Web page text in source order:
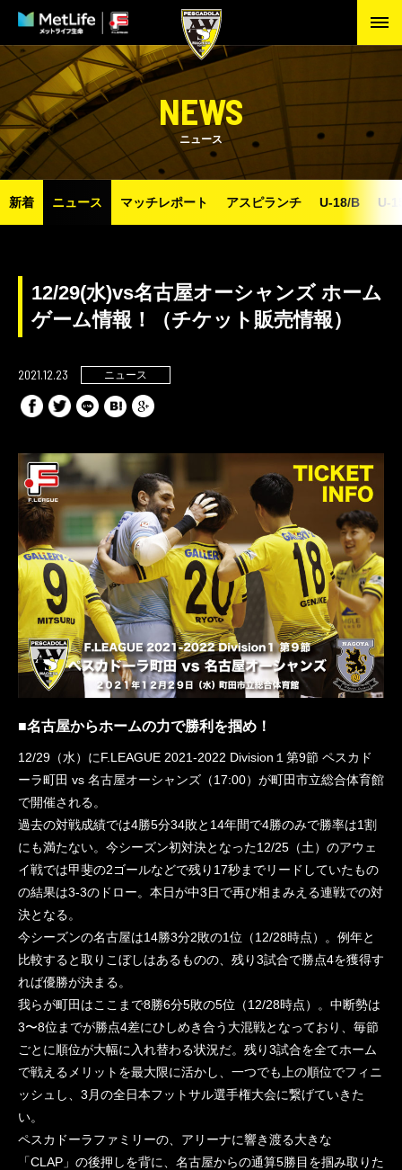
NEWS
ニュース
新着 ニュース マッチレポート アスピランチ U-18/B U-
12/29(水)vs名古屋オーシャンズ ホーム
ゲーム情報！（チケット販売情報）
2021.12.23 ニュース
■名古屋からホームの力で勝利を掴め！
12/29（水）にF.LEAGUE 2021-2022 Division１第9節 ペスカド
ーラ町田 vs 名古屋オーシャンズ（17:00）が町田市立総合体育館
で開催される。
過去の対戦成績では4勝5分34敗と14年間で4勝のみで勝率は1割
にも満たない。今シーズン初対決となった12/25（土）のアウェ
イ戦では甲斐の2ゴールなどで残り17秒までリードしていたもの
の結果は3-3のドロー。本日が中3日で再び相まみえる連戦での対
決となる。
今シーズンの名古屋は14勝3分2敗の1位（12/28時点）。例年と
比較すると取りこぼしはあるものの、残り3試合で勝点4を獲得す
れば優勝が決まる。
我らが町田はここまで8勝6分5敗の5位（12/28時点）。中断勢は
3〜8位までが勝点4差にひしめき合う大混戦となっており、毎節
ごとに順位が大幅に入れ替わる状況だ。残り3試合を全てホーム
で戦えるメリットを最大限に活かし、一つでも上の順位でフィニ
ッシュし、3月の全日本フットサル選手権大会に繋げていきた
い。
ペスカドーラファミリーの、アリーナに響き渡る大きな
「CLAP」の後押しを背に、名古屋からの通算5勝目を掴み取りた